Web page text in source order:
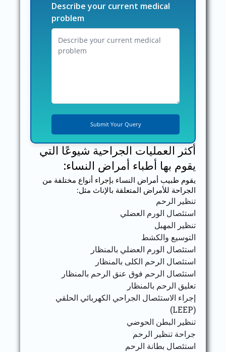
Describe your current medical
problem
أكثر العمليات الجراحية شيوعًا التي
يقوم بها أطباء أمراض النساء:
يقوم طبيب أمراض النساء بإجراء أنواع مختلفة من
الجراحة للأمراض المتعلقة بالإناث مثل:
تنظير الرحم
استئصال الورم العضلي
تنظير المهبل
التوسيع والكشط
استئصال الورم العضلي بالمنظار
استئصال الرحم الكلى بالمنظار
استئصال الرحم فوق عنق الرحم بالمنظار
تعليق الرحم بالمنظار
إجراء الاستئصال الجراحي الكهربائي الحلقي
(LEEP)
تنظير البطن الحوضي
جراحة تنظير الرحم
استئصال بطانة الرحم